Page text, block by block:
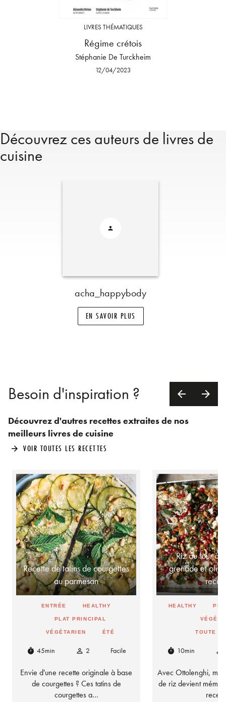
LIVRES THÉMATIQUES
Régime crétois
Stéphanie De Turckheim
12/04/2023
Découvrez ces auteurs de livres de
cuisine
acha_happybody
EN SAVOIR PLUS
Besoin d'inspiration ? arrow_back arrow_forward
Découvrez d'autres recettes extraites de nos
meilleurs livres de cuisine
arrow_forward VOIR TOUTES LES RECETTES
Recette de tatins de courgettes
au parmesan
ENTRÉE HEALTHY
PLAT PRINCIPAL
VÉGÉTARIEN ÉTÉ
timer 45min person_outline 2 Facile
Envie d'une recette originale à base
de courgettes ? Ces tatins de
courgettes a…
Riz au four à
grenade et
HEALTHY
TOUTE
timer 10min person_outline
Avec Ottolenghi,
de riz devient